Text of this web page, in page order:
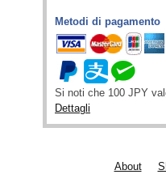
Metodi di pagamento
Si noti che 100 JPY
Dettagli
About